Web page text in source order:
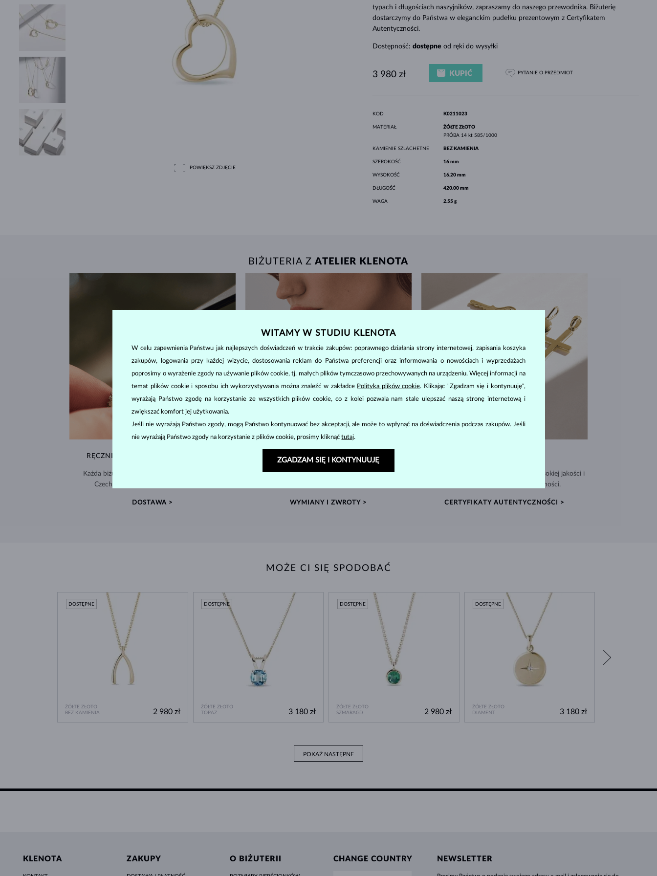
STYL HALO
MINIMALISTYCZNE ZESTAWY
ORYGINALNE ZESTAWY
AMETYSTY
SPRAWDŹ
POJEDYNCZE BIAŁE ZŁOTO
ŻÓŁTE ZŁOTO
RÓŻOWE ZŁOTO
KAMIENIE SZLACHETNE RÓŻOWE ZŁOTO
MAGNETYCZNE NASZYJNIKI
PERŁY SŁODKOWODNE
CZARNE DIAMENTY
OPRAWA BEZEL
BIAŁE ZŁOTO
RÓŻOWE ZŁOTO
GRAWEROWANA
LETNÍ VRSTVENÍ
DLA MAMY POMYSŁY NA PREZENTY
POWIĘKSZ ZDJĘCIE
typach i długościach naszyjników, zapraszamy do naszego przewodnika. Biżuterię
dostarczymy do Państwa w eleganckim pudełku prezentowym z Certyfikatem
Autentyczności.
Dostępność: dostępne od ręki do wysyłki
3 980 zł KUPIĆ PYTANIE O PRZEDMIOT
KOD K0211023
MATERIAŁ
ŻÓŁTE ZŁOTO
PRÓBA 14 kt 585/1000
KAMIENIE SZLACHETNE BEZ KAMIENIA
SZEROKOŚĆ 16 mm
WYSOKOŚĆ 16.20 mm
DŁUGOŚĆ 420.00 mm
WAGA 2.55 g
BIŻUTERIA ZATELIER KLENOTA
RĘCZNIE WYKONYWANA W PRADZE
Każda biżuteria powstaje w naszej pracowni w
Czechach i jest wysyłana na cały świat.
DOSTAWA >
ZWROT DO 60 DNI
Znajdź biżuterię, która zostanie z Tobą na zawsze –
WYMIANY I ZWROTY >
Wykonujemy biżuterię z materiałów wysokiej jakości i
dołączamy Certyfikat Autentyczności.
CERTYFIKATY AUTENTYCZNOŚCI >
MOŻE CI SIĘ SPODOBAĆ
ŻÓŁTE ZŁOTO
BEZ KAMIENIA
DOSTĘPNE
2 980 zł
ŻÓŁTE ZŁOTO
TOPAZ
DOSTĘPNE
3 180 zł
ŻÓŁTE ZŁOTO
SZMARAGD
DOSTĘPNE
2 980 zł
ŻÓŁTE ZŁOTO
DIAMENT
DOSTĘPNE
3 180 zł
POKAŻ NASTĘPNE
KLENOTA ZAKUPY O BIŻUTERII CHANGE COUNTRY NEWSLETTER
WITAMY W STUDIU KLENOTA
W celu zapewnienia Państwu jak najlepszych doświadczeń w trakcie zakupów: poprawnego działania strony internetowej, zapisania koszyka
zakupów, logowania przy każdej wizycie, dostosowania reklam do Państwa preferencji oraz informowania o nowościach i wyprzedażach
poprosimy o wyrażenie zgody na używanie plików cookie, tj. małych plików tymczasowo przechowywanych na urządzeniu. Więcej informacji na
temat plików cookie i sposobu ich wykorzystywania można znaleźć w zakładce Polityka plików cookie. Klikając "Zgadzam się i kontynuuję",
wyrażają Państwo zgodę na korzystanie ze wszystkich plików cookie, co z kolei pozwala nam stale ulepszać naszą stronę internetową i
zwiększać komfort jej użytkowania.
Jeśli nie wyrażają Państwo zgody, mogą Państwo kontynuować bez akceptacji, ale może to wpłynąć na doświadczenia podczas zakupów. Jeśli
nie wyrażają Państwo zgody na korzystanie z plików cookie, prosimy kliknąćtutaj.
ZGADZAM SIĘ I KONTYNUUJĘ